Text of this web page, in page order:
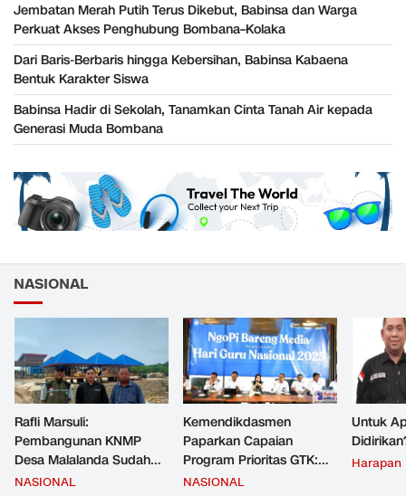
Jembatan Merah Putih Terus Dikebut, Babinsa dan Warga
Perkuat Akses Penghubung Bombana–Kolaka
Dari Baris-Berbaris hingga Kebersihan, Babinsa Kabaena
Bentuk Karakter Siswa
Babinsa Hadir di Sekolah, Tanamkan Cinta Tanah Air kepada
Generasi Muda Bombana
NASIONAL
Rafli Marsuli:
Pembangunan KNMP
Desa Malalanda Sudah
Mencapai 69 Persen dan
NASIONAL
Kemendikdasmen
Paparkan Capaian
Program Prioritas GTK:
Kompetensi Meningkat,
NASIONAL
Untuk
Harapan